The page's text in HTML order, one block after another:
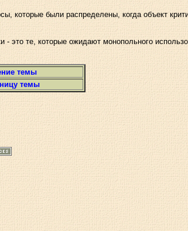
которые были распределены, когда объект
- это те, которые ожидают монопольного
темы
темы